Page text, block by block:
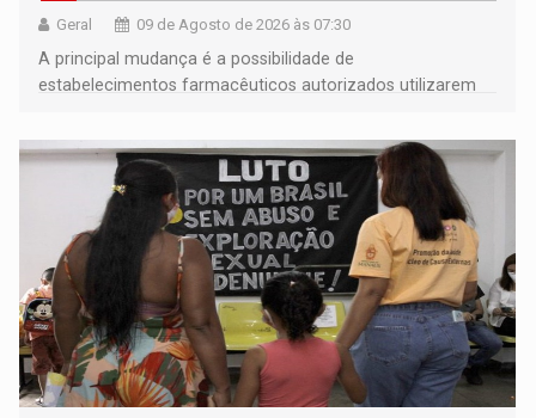
Geral 09 de Agosto de 2026 às 07:30
A principal mudança é a possibilidade de
estabelecimentos farmacêuticos autorizados utilizarem